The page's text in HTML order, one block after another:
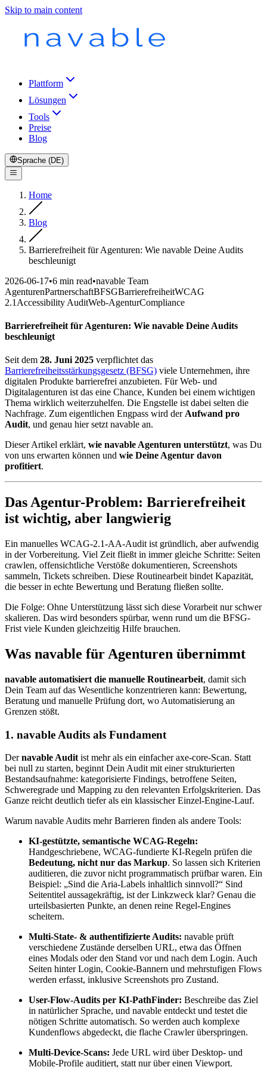
Skip to main content
Plattform
Lösungen
Tools
Preise
Blog
Sprache (DE)
Home
Blog
Barrierefreiheit für Agenturen: Wie navable Deine Audits
beschleunigt
2026-06-17•6 min read•navable Team
AgenturenPartnerschaftBFSGBarrierefreiheitWCAG
2.1 Accessibility AuditWeb-AgenturCompliance
Barrierefreiheit für Agenturen: Wie navable Deine Audits
beschleunigt
Seit dem 28. Juni 2025 verpflichtet das
Barrierefreiheitsstärkungsgesetz (BFSG) viele Unternehmen, ihre
digitalen Produkte barrierefrei anzubieten. Für Web- und
Digitalagenturen ist das eine Chance, Kunden bei einem wichtigen
Thema wirklich weiterzuhelfen. Die Engstelle ist dabei selten die
Nachfrage. Zum eigentlichen Engpass wird der Aufwand pro
Audit, und genau hier setzt navable an.
Dieser Artikel erklärt, wie navable Agenturen unterstützt, was Du
von uns erwarten können und wie Deine Agentur davon
profitiert.
Das Agentur-Problem: Barrierefreiheit
ist wichtig, aber langwierig
Ein manuelles WCAG-2.1-AA-Audit ist gründlich, aber aufwendig
in der Vorbereitung. Viel Zeit fließt in immer gleiche Schritte: Seiten
crawlen, offensichtliche Verstöße dokumentieren, Screenshots
sammeln, Tickets schreiben. Diese Routinearbeit bindet Kapazität,
die besser in echte Bewertung und Beratung fließen sollte.
Die Folge: Ohne Unterstützung lässt sich diese Vorarbeit nur schwer
skalieren. Das wird besonders spürbar, wenn rund um die BFSG-
Frist viele Kunden gleichzeitig Hilfe brauchen.
Was navable für Agenturen übernimmt
navable automatisiert die manuelle Routinearbeit, damit sich
Dein Team auf das Wesentliche konzentrieren kann: Bewertung,
Beratung und manuelle Prüfung dort, wo Automatisierung an
Grenzen stößt.
1. navable Audits als Fundament
Dernavable Audit ist mehr als ein einfacher axe-core-Scan. Statt
bei null zu starten, beginnt Dein Audit mit einer strukturierten
Bestandsaufnahme: kategorisierte Findings, betroffene Seiten,
Schweregrade und Mapping zu den relevanten Erfolgskriterien. Das
Ganze reicht deutlich tiefer als ein klassischer Einzel-Engine-Lauf.
Warum navable Audits mehr Barrieren finden als andere Tools:
KI-gestützte, semantische WCAG-Regeln:
Handgeschriebene, WCAG-fundierte KI-Regeln prüfen die
Bedeutung, nicht nur das Markup. So lassen sich Kriterien
auditieren, die zuvor nicht programmatisch prüfbar waren. Ein
Beispiel: „Sind die Aria-Labels inhaltlich sinnvoll?“ Sind
Seitentitel aussagekräftig, ist der Linkzweck klar? Genau die
urteilsbasierten Punkte, an denen reine Regel-Engines
scheitern.
Multi-State- & authentifizierte Audits: navable prüft
verschiedene Zustände derselben URL, etwa das Öffnen
eines Modals oder den Stand vor und nach dem Login. Auch
Seiten hinter Login, Cookie-Bannern und mehrstufigen Flows
werden erfasst, inklusive Screenshots pro Zustand.
User-Flow-Audits per KI-PathFinder: Beschreibe das Ziel
in natürlicher Sprache, und navable entdeckt und testet die
nötigen Schritte automatisch. So werden auch komplexe
Kundenflows abgedeckt, die flache Crawler überspringen.
Multi-Device-Scans: Jede URL wird über Desktop- und
Mobile-Profile auditiert, statt nur über einen Viewport.